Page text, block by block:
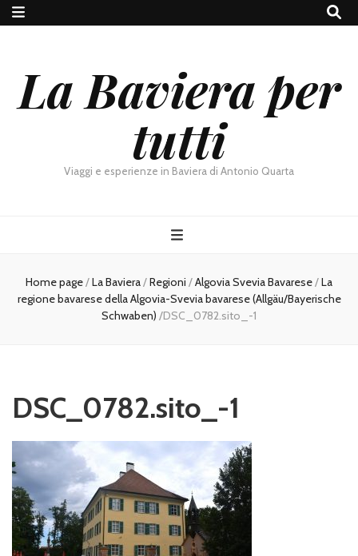
La Baviera per
tutti
Viaggi e esperienze in Baviera di Antonio Quarta
Home page/La Baviera/Regioni /Algovia Svevia Bavarese/La
regione bavarese della Algovia-Svevia bavarese (Allgäu/Bayerische
Schwaben) /DSC_0782.sito_-1
DSC_0782.sito_-1